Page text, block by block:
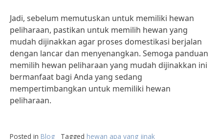
Jadi, sebelum memutuskan untuk memiliki hewan
peliharaan, pastikan untuk memilih hewan yang
mudah dijinakkan agar proses domestikasi berjalan
dengan lancar dan menyenangkan. Semoga panduan
memilih hewan peliharaan yang mudah dijinakkan ini
bermanfaat bagi Anda yang sedang
mempertimbangkan untuk memiliki hewan
peliharaan.
Posted in Blog Tagged hewan apa yang jinak